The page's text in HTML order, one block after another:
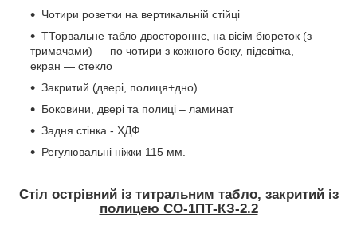
Чотири розетки на вертикальній стійці
ТТорвальне табло двостороннє, на вісім бюреток (з
тримачами) — по чотири з кожного боку, підсвітка,
екран — стекло
Закритий (двері, полиця+дно)
Боковини, двері та полиці – ламинат
Задня стінка - ХДФ
Регулювальні ніжки 115 мм.
Стіл острівний із титральним табло, закритий із
полицею СО-1ПТ-КЗ-2.2